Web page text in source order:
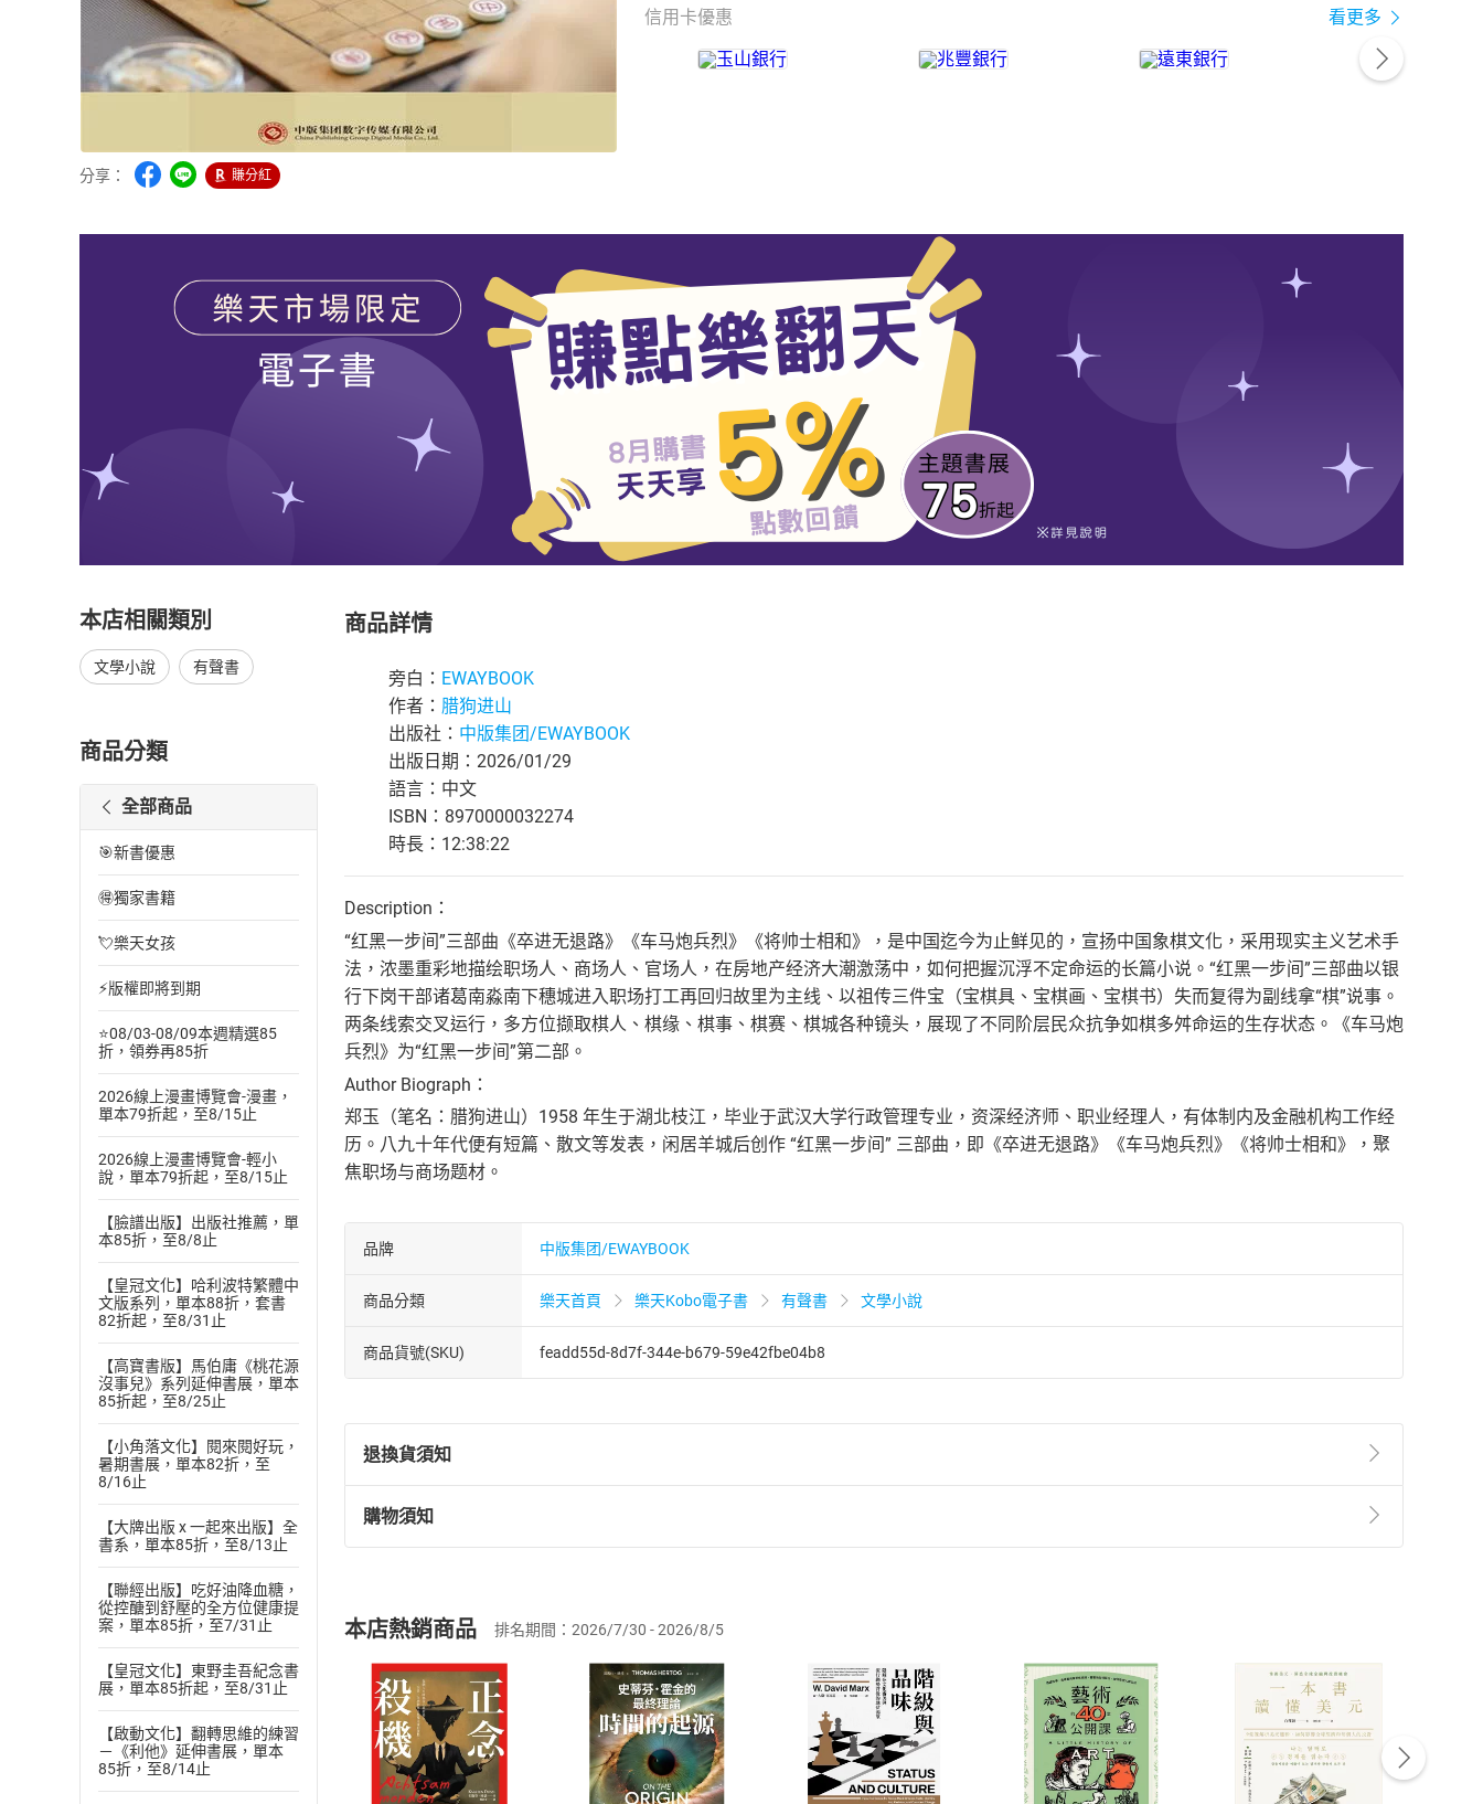
分享： 賺分紅
信用卡優惠 看更多
本店相關類別
文學小說 有聲書
商品分類
全部商品
🎯新書優惠
🉐獨家書籍
💘樂天女孩
⚡版權即將到期
⭐08/03-08/09本週精選85
折，領券再85折
2026線上漫畫博覽會-漫畫，
單本79折起，至8/15止
2026線上漫畫博覽會-輕小
說，單本79折起，至8/15止
【臉譜出版】出版社推薦，單
本85折，至8/8止
【皇冠文化】哈利波特繁體中
文版系列，單本88折，套書
82折起，至8/31止
【高寶書版】馬伯庸《桃花源
沒事兒》系列延伸書展，單本
85折起，至8/25止
【小角落文化】閱來閱好玩，
暑期書展，單本82折，至
8/16止
【大牌出版 x 一起來出版】全
書系，單本85折，至8/13止
【聯經出版】吃好油降血糖，
從控醣到舒壓的全方位健康提
案，單本85折，至7/31止
【皇冠文化】東野圭吾紀念書
展，單本85折起，至8/31止
【啟動文化】翻轉思維的練習
－《利他》延伸書展，單本
85折，至8/14止
商品詳情
旁白： EWAYBOOK
作者： 腊狗进山
出版社： 中版集团/EWAYBOOK
出版日期：2026/01/29
語言：中文
ISBN：8970000032274
時長：12:38:22
Description：
“红黑一步间”三部曲《卒进无退路》《车马炮兵烈》《将帅士相和》，是中国迄今为止鲜见的，宣扬中国象棋文化，采用现实主义艺术手
法，浓墨重彩地描绘职场人、商场人、官场人，在房地产经济大潮激荡中，如何把握沉浮不定命运的长篇小说。“红黑一步间”三部曲以银
行下岗干部诸葛南淼南下穗城进入职场打工再回归故里为主线、以祖传三件宝（宝棋具、宝棋画、宝棋书）失而复得为副线拿“棋”说事。
两条线索交叉运行，多方位撷取棋人、棋缘、棋事、棋赛、棋城各种镜头，展现了不同阶层民众抗争如棋多舛命运的生存状态。《车马炮
兵烈》为“红黑一步间”第二部。
Author Biograph：
郑玉（笔名：腊狗进山）1958 年生于湖北枝江，毕业于武汉大学行政管理专业，资深经济师、职业经理人，有体制内及金融机构工作经
历。八九十年代便有短篇、散文等发表，闲居羊城后创作 “红黑一步间” 三部曲，即《卒进无退路》《车马炮兵烈》《将帅士相和》，聚
焦职场与商场题材。
品牌 中版集团/EWAYBOOK
商品分類 樂天首頁 樂天Kobo電子書 有聲書 文學小說
商品貨號(SKU) feadd55d-8d7f-344e-b679-59e42fbe04b8
退換貨須知
退換貨規定：
(一)依消費者保護法第19條第1項後段暨通訊交易解除權合理例外情事適用準則第2條第5款之規定，「非以有形媒介提供之數位
(二)消費者訂購本店鋪之商品即代表知悉本店鋪所銷售之商品為電子書，屬非以有形媒介提供之數位內容，消費者同意若訂購後
且已下載/存取電子書，不得請求退貨退款。
退貨方式：您欲取消訂單或辦理退貨時，請登入樂天市場，並於「我的訂單」中點選「瀏覽訂單明細」
「申請取消訂單/ 退
貨」，本店鋪將依您的申請進行審核，待審核通過後將為您辦理退款事宜。
請注意，樂天市場須以整筆訂單為單位進行取消/退貨，恕無法以單支商品取消/退貨。
購物須知
挑選商品
Choose
放入購物車
Shopping cart
登入帳號
Login
付款方式
Payment
完成訂單
Complete
購書後，如何開始使用？
本店熱銷商品 排名期間：2026/7/30 - 2026/8/5